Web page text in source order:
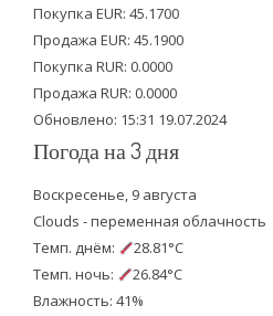
e
r
o
o
k
b
e
Покупка EUR: 45.1700
Продажа EUR: 45.1900
Покупка RUR: 0.0000
Продажа RUR: 0.0000
Обновлено: 15:31 19.07.2024
Погода на 3 дня
Воскресенье, 9 августа
Clouds - переменная облачность
Темп. днём:
28.81°C
Темп. ночь:
26.84°C
Влажность: 41%